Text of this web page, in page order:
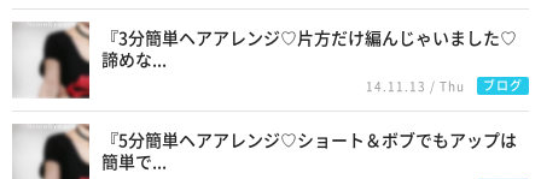
『3分簡単ヘアアレンジ♡片方だけ編んじゃいました♡
諦めな...
14.11.13 / Thu ブログ
『5分簡単ヘアアレンジ♡ショート＆ボブでもアップは
簡単で...